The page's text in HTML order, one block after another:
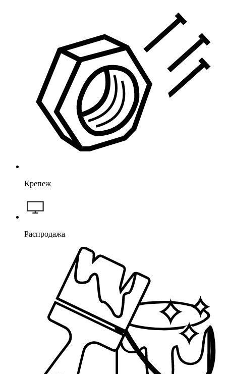
Крепеж
Распродажа